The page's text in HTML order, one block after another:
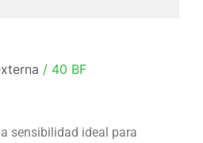
/ 40 BF
sensibilidad ideal para